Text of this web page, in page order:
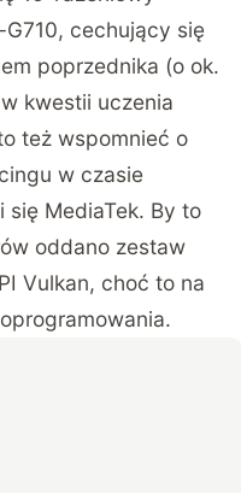
cechujący się
poprzednika (o ok.
kwestii uczenia
też wspomnieć o
w czasie
MediaTek. By to
oddano zestaw
Vulkan, choć to na